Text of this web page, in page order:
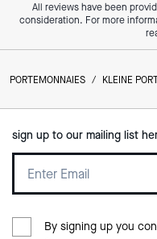
All reviews have been
consideration. For more
PORTEMONNAIES / KLEINE
sign up to our mailing list
By signing up you